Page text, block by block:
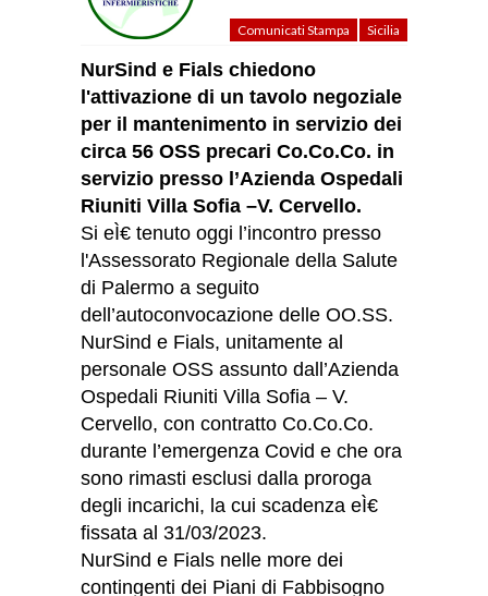
Comunicati Stampa Sicilia
NurSind e Fials chiedono
l'attivazione di un tavolo negoziale
per il mantenimento in servizio dei
circa 56 OSS precari Co.Co.Co. in
servizio presso l’Azienda Ospedali
Riuniti Villa Sofia –V. Cervello.
Si eÌ€ tenuto oggi l’incontro presso
l'Assessorato Regionale della Salute
di Palermo a seguito
dell’autoconvocazione delle OO.SS.
NurSind e Fials, unitamente al
personale OSS assunto dall’Azienda
Ospedali Riuniti Villa Sofia – V.
Cervello, con contratto Co.Co.Co.
durante l’emergenza Covid e che ora
sono rimasti esclusi dalla proroga
degli incarichi, la cui scadenza eÌ€
fissata al 31/03/2023.
NurSind e Fials nelle more dei
contingenti dei Piani di Fabbisogno